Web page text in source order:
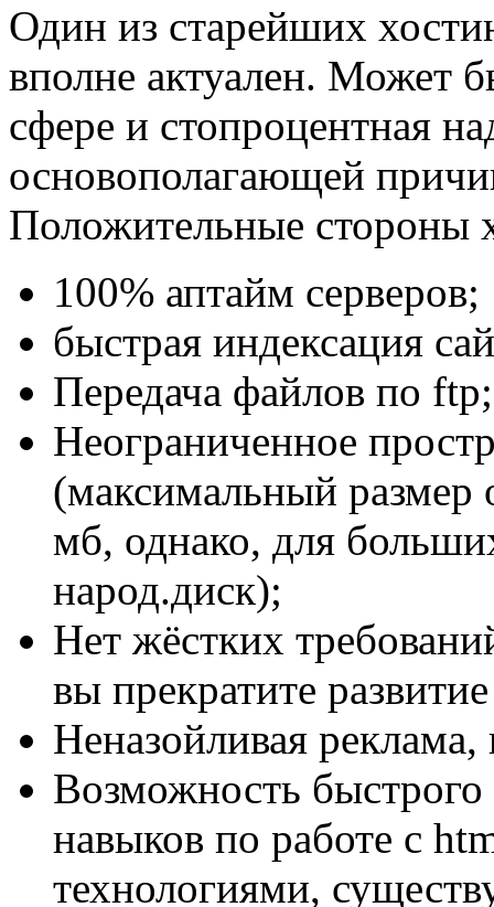
Один из старейших
вполне актуален. Может
сфере и стопроцентная
основополагающей
Положительные стороны
100% аптайм серверов;
быстрая индексация
Передача файлов по ftp;
Неограниченное
(максимальный размер
мб, однако, для
народ.диск);
Нет жёстких
вы прекратите
Неназойливая
Возможность быстрого
навыков по работе с
технологиями,